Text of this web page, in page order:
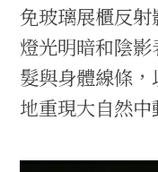
免玻璃展櫃反
燈光明暗和陰
髮與身體線條
地重現大自然中